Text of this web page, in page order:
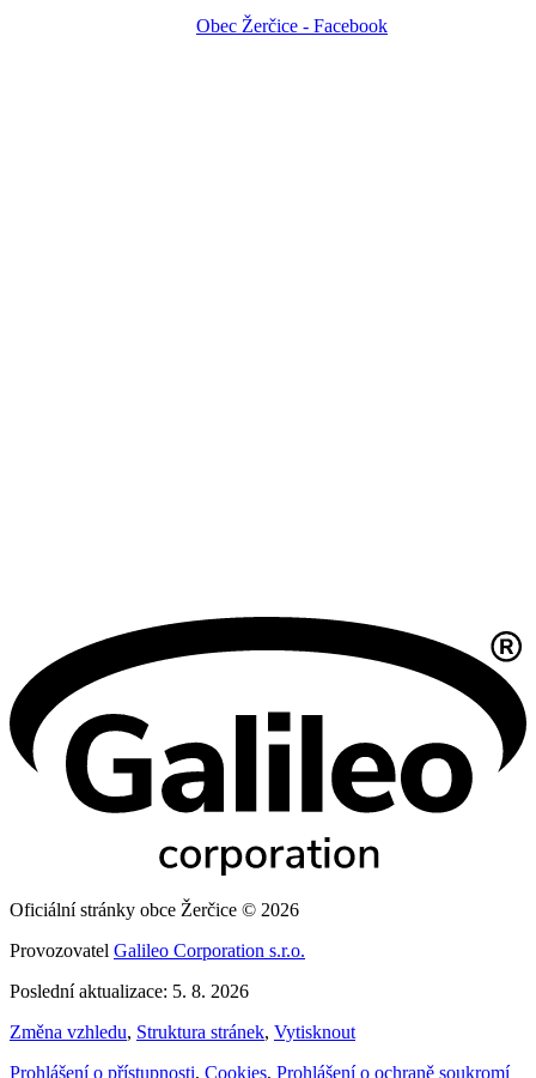
Obec Žerčice - Facebook
Oficiální stránky obce Žerčice © 2026
Provozovatel Galileo Corporation s.r.o.
Poslední aktualizace: 5. 8. 2026
Změna vzhledu, Struktura stránek, Vytisknout
Prohlášení o přístupnosti, Cookies, Prohlášení o ochraně soukromí